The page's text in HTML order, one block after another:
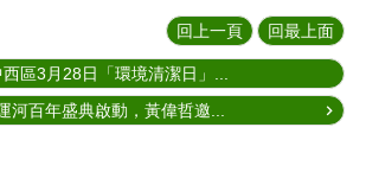
回上一頁 回最上面
區3月28日「環境清潔日」...
河百年盛典啟動，黃偉哲邀...